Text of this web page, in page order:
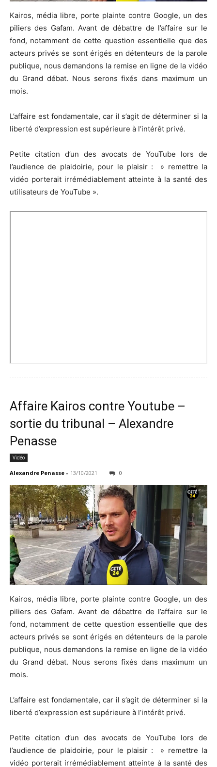
Kairos, média libre, porte plainte contre Google, un des
piliers des Gafam. Avant de débattre de l’affaire sur le
fond, notamment de cette question essentielle que des
acteurs privés se sont érigés en détenteurs de la parole
publique, nous demandons la remise en ligne de la vidéo
du Grand débat. Nous serons fixés dans maximum un
mois.
L’affaire est fondamentale, car il s’agit de déterminer si la
liberté d’expression est supérieure à l’intérêt privé.
Petite citation d’un des avocats de YouTube lors de
l’audience de plaidoirie, pour le plaisir : » remettre la
vidéo porterait irrémédiablement atteinte à la santé des
utilisateurs de YouTube ».
Affaire Kairos contre Youtube –
sortie du tribunal – Alexandre
Penasse
Vidéo
Alexandre Penasse - 13/10/2021 0
Kairos, média libre, porte plainte contre Google, un des
piliers des Gafam. Avant de débattre de l’affaire sur le
fond, notamment de cette question essentielle que des
acteurs privés se sont érigés en détenteurs de la parole
publique, nous demandons la remise en ligne de la vidéo
du Grand débat. Nous serons fixés dans maximum un
mois.
L’affaire est fondamentale, car il s’agit de déterminer si la
liberté d’expression est supérieure à l’intérêt privé.
Petite citation d’un des avocats de YouTube lors de
l’audience de plaidoirie, pour le plaisir : » remettre la
vidéo porterait irrémédiablement atteinte à la santé des